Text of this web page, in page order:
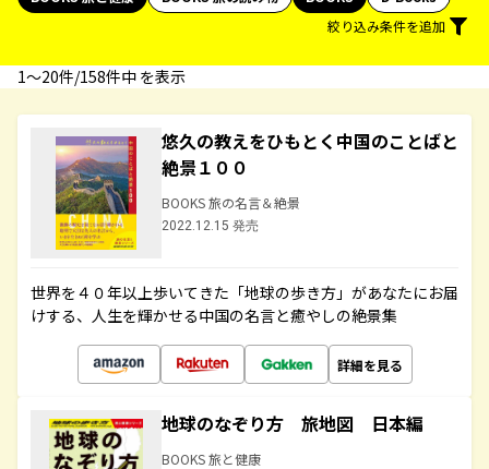
絞り込み条件を追加
1〜20件/158件中 を表示
悠久の教えをひもとく中国のことばと
絶景１００
BOOKS 旅の名言＆絶景
2022.12.15 発売
世界を４０年以上歩いてきた「地球の歩き方」があなたにお届
けする、人生を輝かせる中国の名言と癒やしの絶景集
詳細を見る
地球のなぞり方 旅地図 日本編
BOOKS 旅と健康